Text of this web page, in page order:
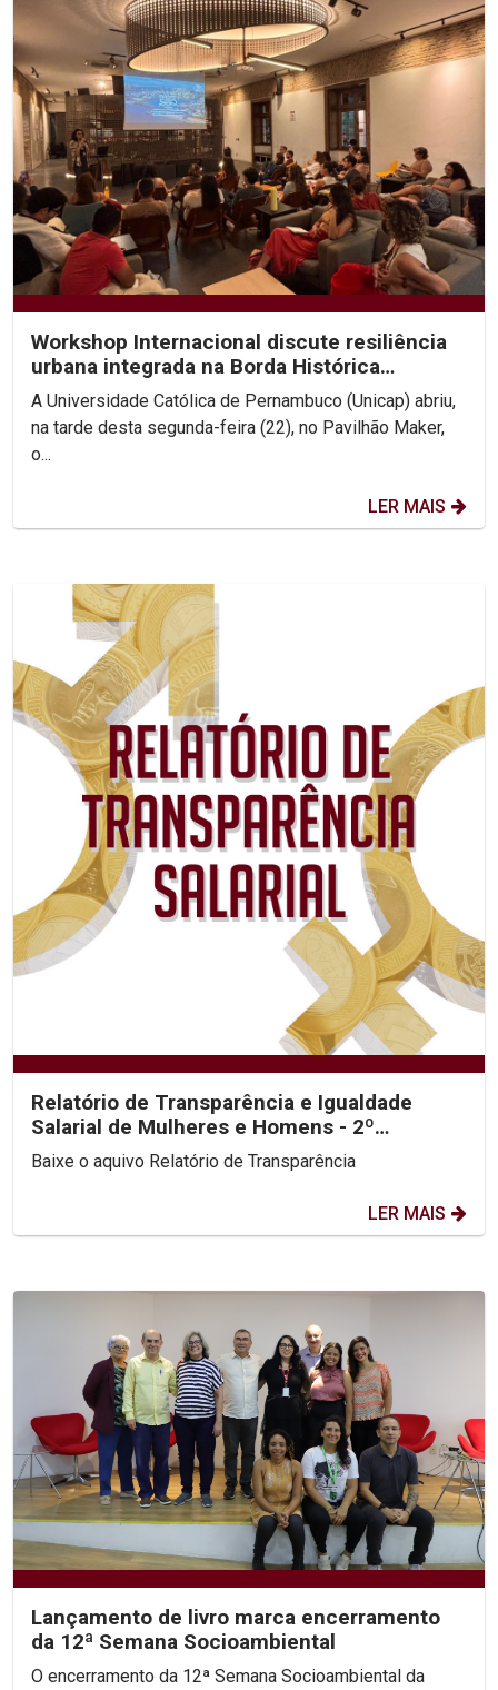
Workshop Internacional discute resiliência
urbana integrada na Borda Histórica
Continental do Recife
A Universidade Católica de Pernambuco (Unicap) abriu,
na tarde desta segunda-feira (22), no Pavilhão Maker,
o...
LER MAIS
Relatório de Transparência e Igualdade
Salarial de Mulheres e Homens - 2º
Semestre 2025Baixe o aquivo Relatório de Transparência
LER MAIS
Lançamento de livro marca encerramento
da 12ª Semana Socioambiental
O encerramento da 12ª Semana Socioambiental da